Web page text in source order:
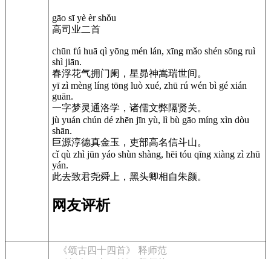
gāo sī yè èr shǒu
高司业二首
chūn fú huā qì yōng mén lán, xīng mǎo shén sōng ruì
shì jiān.
春浮花气拥门阑，星昴神嵩瑞世间。
yī zì mèng líng tōng luò xué, zhū rú wén bì gé xián
guān.
一字梦灵通洛学，诸儒文弊隔贤关。
jù yuán chún dé zhēn jīn yù, lì bù gāo míng xìn dòu
shān.
巨源淳德真金玉，吏部高名信斗山。
cǐ qù zhì jūn yáo shùn shàng, hēi tóu qīng xiàng zì zhū
yán.
此去致君尧舜上，黑头卿相自朱颜。
网友评析
《颂古四十四首》 释师范